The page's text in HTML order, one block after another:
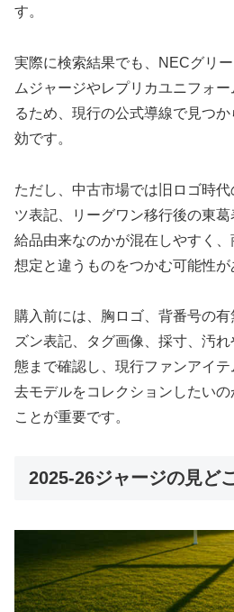
す。
実際に検索結果でも、NECグリ
ムジャージやレプリカユニフォ
るため、現行の公式導線で見つ
効です。
ただし、中古市場では旧ロゴ時
ツ表記、リーグワン移行後の東
給品由来なのかが混在しやすく
想定と違うものをつかむ可能性が
購入前には、胸ロゴ、背番号の
ズン表記、タグ画像、採寸、汚
態まで確認し、現行ファンアイ
去モデルをコレクションしたい
ことが重要です。
2025-26ジャージの見ど